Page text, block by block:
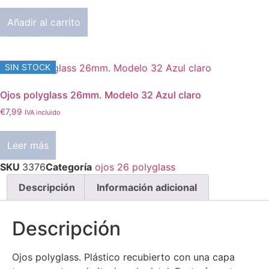
Añadir al carrito
SIN STOCK
Ojos polyglass 26mm. Modelo 32 Azul claro
€7,99 IVA incluido
Leer más
SKU 3376Categoría ojos 26 polyglass
Descripción
Información adicional
Descripción
Ojos polyglass. Plástico recubierto con una capa